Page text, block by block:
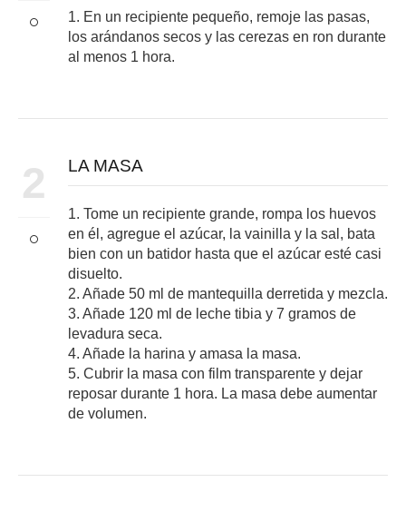
1. En un recipiente pequeño, remoje las pasas,
los arándanos secos y las cerezas en ron durante
al menos 1 hora.
2 LA MASA
1. Tome un recipiente grande, rompa los huevos
en él, agregue el azúcar, la vainilla y la sal, bata
bien con un batidor hasta que el azúcar esté casi
disuelto.
2. Añade 50 ml de mantequilla derretida y mezcla.
3. Añade 120 ml de leche tibia y 7 gramos de
levadura seca.
4. Añade la harina y amasa la masa.
5. Cubrir la masa con film transparente y dejar
reposar durante 1 hora. La masa debe aumentar
de volumen.